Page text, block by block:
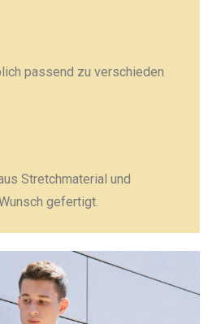
passend zu verschieden
Stretchmaterial und
gefertigt.